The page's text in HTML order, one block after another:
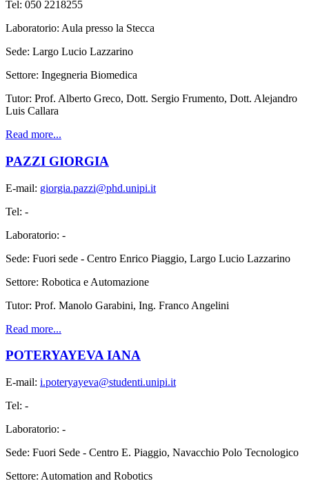
Tel: 050 2218255
Laboratorio: Aula presso la Stecca
Sede: Largo Lucio Lazzarino
Settore: Ingegneria Biomedica
Tutor: Prof. Alberto Greco, Dott. Sergio Frumento, Dott. Alejandro
Luis Callara
Read more...
PAZZI GIORGIA
E-mail: giorgia.pazzi@phd.unipi.it
Tel: -
Laboratorio: -
Sede: Fuori sede - Centro Enrico Piaggio, Largo Lucio Lazzarino
Settore: Robotica e Automazione
Tutor: Prof. Manolo Garabini, Ing. Franco Angelini
Read more...
POTERYAYEVA IANA
E-mail: i.poteryayeva@studenti.unipi.it
Tel: -
Laboratorio: -
Sede: Fuori Sede - Centro E. Piaggio, Navacchio Polo Tecnologico
Settore: Automation and Robotics